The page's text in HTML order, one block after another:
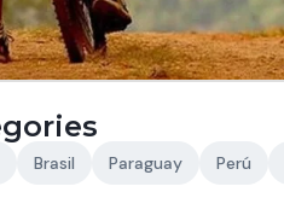
Brasil Paraguay Perú